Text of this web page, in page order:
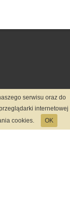
serwisu oraz do
internetowej
cookies.
OK